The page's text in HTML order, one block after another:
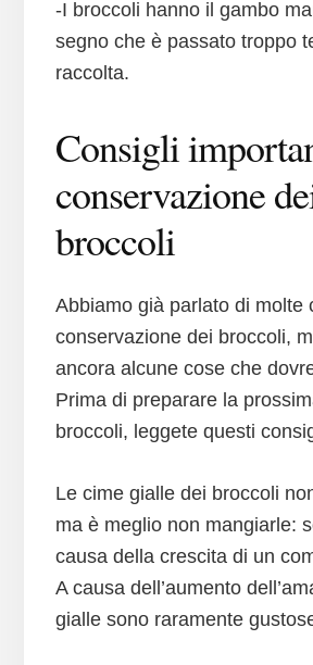
-I broccoli hanno il gambo
segno che è passato troppo
raccolta.
Consigli
conservazione
broccoli
Abbiamo già parlato di molte
conservazione dei broccoli,
ancora alcune cose che
Prima di preparare la
broccoli, leggete questi
Le cime gialle dei broccoli
ma è meglio non mangiarle:
causa della crescita di un
A causa dell’aumento
gialle sono raramente